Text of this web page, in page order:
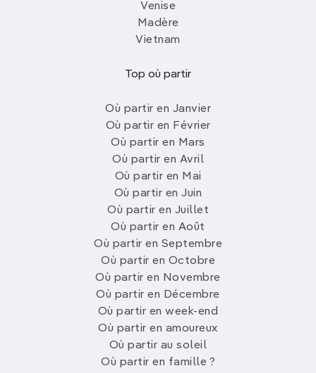
Venise
Madère
Vietnam
Top où partir
Où partir en Janvier
Où partir en Février
Où partir en Mars
Où partir en Avril
Où partir en Mai
Où partir en Juin
Où partir en Juillet
Où partir en Août
Où partir en Septembre
Où partir en Octobre
Où partir en Novembre
Où partir en Décembre
Où partir en week-end
Où partir en amoureux
Où partir au soleil
Où partir en famille ?